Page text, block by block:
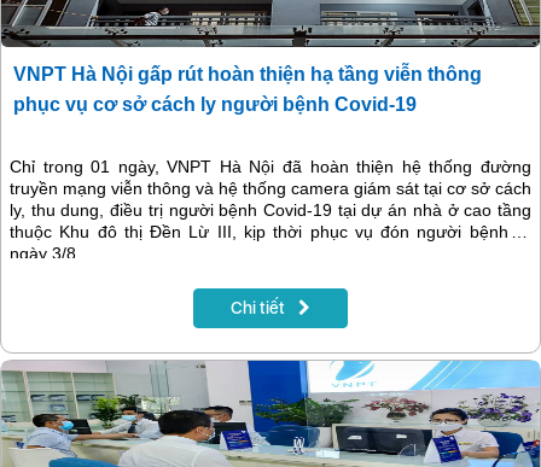
VNPT Hà Nội gấp rút hoàn thiện hạ tầng viễn thông
phục vụ cơ sở cách ly người bệnh Covid-19
Chỉ trong 01 ngày, VNPT Hà Nội đã hoàn thiện hệ thống đường
truyền mạng viễn thông và hệ thống camera giám sát tại cơ sở cách
ly, thu dung, điều trị người bệnh Covid-19 tại dự án nhà ở cao tầng
thuộc Khu đô thị Đền Lừ III, kịp thời phục vụ đón người bệnh từ
ngày 3/8
Chi tiết